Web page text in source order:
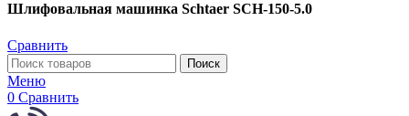
Шлифовальная машинка Schtaer SCH-150-5.0
Сравнить
Поиск
Меню
0 Сравнить